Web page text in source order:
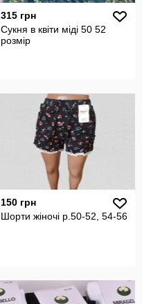
315 грн
Сукня в квіти міді 50 52
розмір
150 грн
Шорти жіночі р.50-52, 54-56